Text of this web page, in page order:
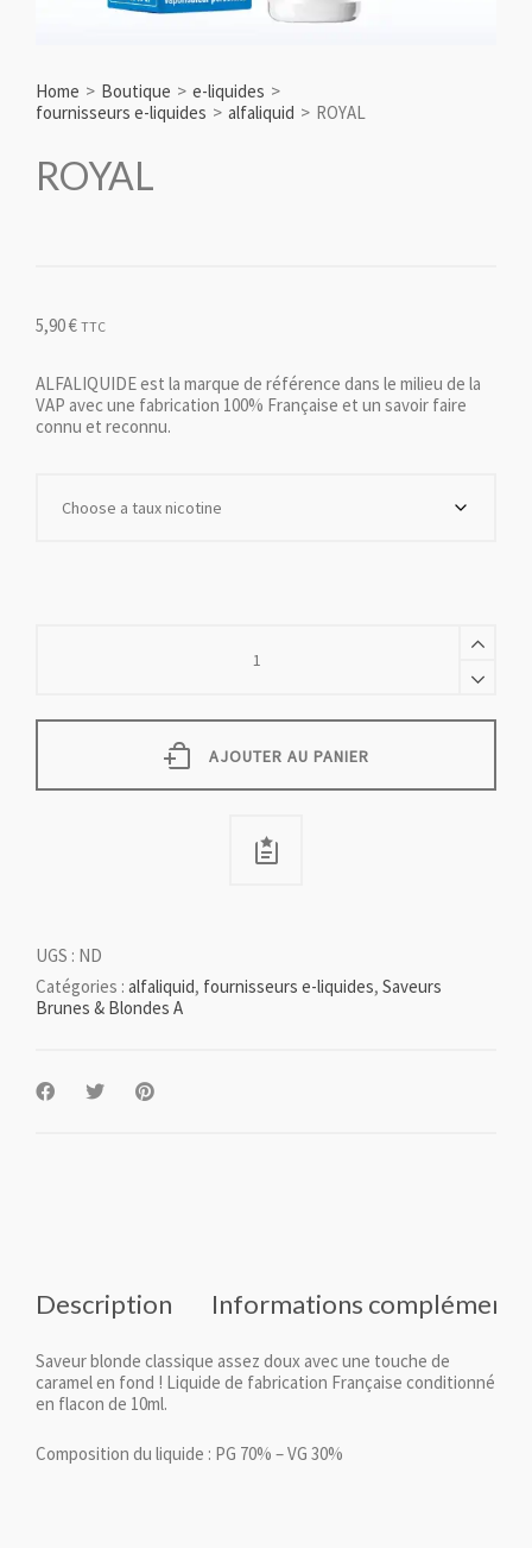
Home > Boutique > e-liquides >
fournisseurs e-liquides > alfaliquid > ROYAL
ROYAL
5,90€ TTC
ALFALIQUIDE est la marque de référence dans le milieu de la
VAP avec une fabrication 100% Française et un savoir faire
connu et reconnu.
AJOUTER AU PANIER
UGS : ND
Catégories : alfaliquid, fournisseurs e-liquides, Saveurs
Brunes & Blondes A
Description Informations
Saveur blonde classique assez doux avec une touche de
caramel en fond ! Liquide de fabrication Française conditionné
en flacon de 10ml.
Composition du liquide : PG 70% – VG 30%